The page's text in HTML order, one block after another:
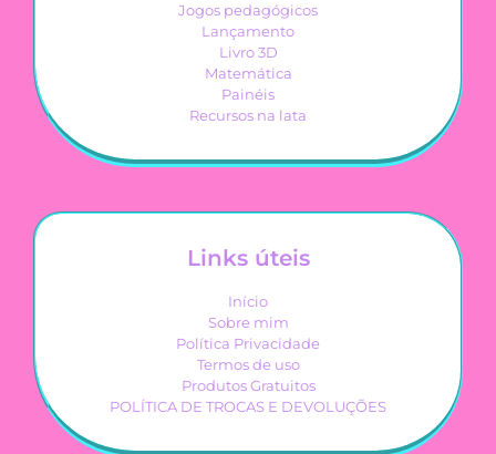
Jogos pedagógicos
Lançamento
Livro 3D
Matemática
Painéis
Recursos na lata
Links úteis
Início
Sobre mim
Política Privacidade
Termos de uso
Produtos Gratuitos
POLÍTICA DE TROCAS E DEVOLUÇÕES